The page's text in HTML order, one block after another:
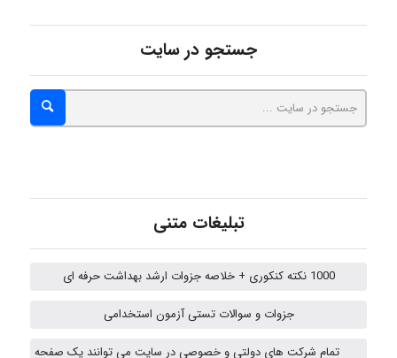
arman.m
shbnm72
Minoo1375
جستجو در سایت
تبلیغات متنی
1000 نکته کنکوری + خلاصه جزوات ارشد بهداشت حرفه ای
جزوات و سوالات تستی آزمون استخدامی
تمام شرکت های دولتی و خصوصی در سایت می توانند یک صفحه